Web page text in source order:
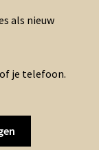
als nieuw
je telefoon.